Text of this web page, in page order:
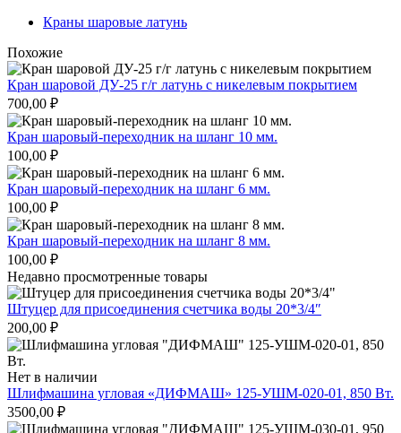
Краны шаровые латунь
Похожие
Кран шаровой ДУ-25 г/г латунь с никелевым покрытием
700,00 ₽
Кран шаровый-переходник на шланг 10 мм.
100,00 ₽
Кран шаровый-переходник на шланг 6 мм.
100,00 ₽
Кран шаровый-переходник на шланг 8 мм.
100,00 ₽
Недавно просмотренные товары
Штуцер для присоединения счетчика воды 20*3/4″
200,00 ₽
Нет в наличии
Шлифмашина угловая «ДИФМАШ» 125-УШМ-020-01, 850 Вт.
3500,00 ₽